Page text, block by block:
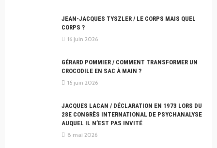
JEAN-JACQUES TYSZLER / LE CORPS MAIS QUEL
CORPS ?
16 juin 2026
GÉRARD POMMIER / COMMENT TRANSFORMER UN
CROCODILE EN SAC À MAIN ?
16 juin 2026
JACQUES LACAN / DÉCLARATION EN 1973 LORS DU
28E CONGRÈS INTERNATIONAL DE PSYCHANALYSE
AUQUEL IL N’EST PAS INVITÉ
8 mai 2026